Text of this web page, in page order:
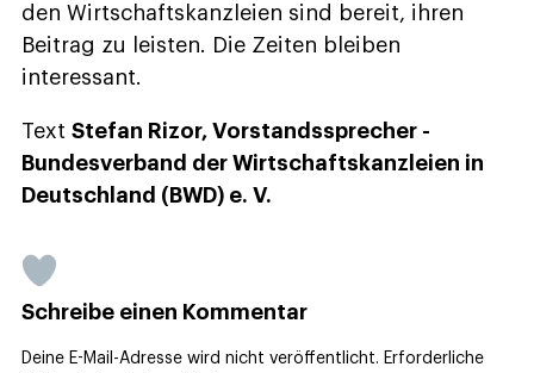
den Wirtschaftskanzleien sind bereit, ihren
Beitrag zu leisten. Die Zeiten bleiben
interessant.
Text Stefan Rizor, Vorstandssprecher ­
Bundesverband der Wirtschaftskanzleien in
Deutschland (BWD) e. V.
Schreibe einen Kommentar
Deine E-Mail-Adresse wird nicht veröffentlicht. Erforderliche